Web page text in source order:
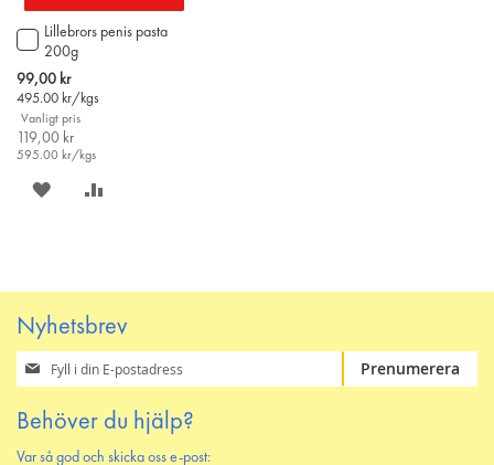
Lillebrors penis pasta
200g
Special
Price
99,00 kr
495.00 kr/kgs
Vanligt pris
119,00 kr
595.00 kr/kgs
Lägg
till
i
varukorgen
SPARA
Nyhetsbrev
Prenumerera
på
nyhetsbrev
Prenumerera
Behöver du hjälp?
Var så god och skicka oss e-post: